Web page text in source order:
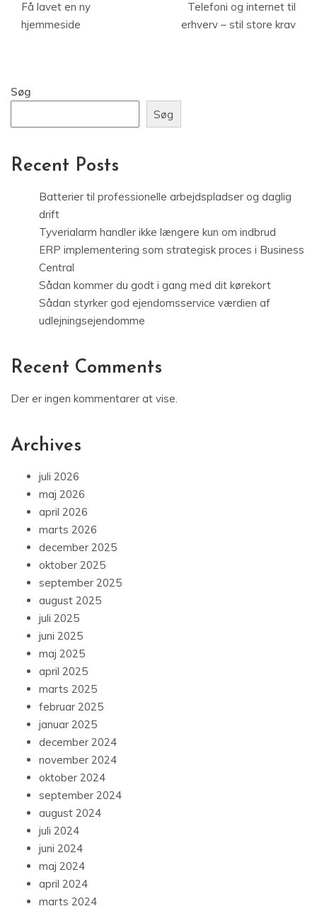
Få lavet en ny
hjemmeside
Telefoni og internet til
erhverv – stil store krav
Søg
Søg
Recent Posts
Batterier til professionelle arbejdspladser og daglig
drift
Tyverialarm handler ikke længere kun om indbrud
ERP implementering som strategisk proces i Business
Central
Sådan kommer du godt i gang med dit kørekort
Sådan styrker god ejendomsservice værdien af
udlejningsejendomme
Recent Comments
Der er ingen kommentarer at vise.
Archives
juli 2026
maj 2026
april 2026
marts 2026
december 2025
oktober 2025
september 2025
august 2025
juli 2025
juni 2025
maj 2025
april 2025
marts 2025
februar 2025
januar 2025
december 2024
november 2024
oktober 2024
september 2024
august 2024
juli 2024
juni 2024
maj 2024
april 2024
marts 2024